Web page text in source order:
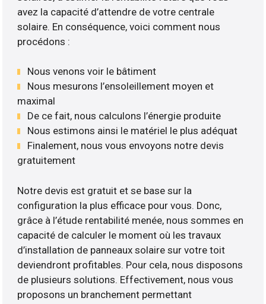
avez la capacité d’attendre de votre centrale
solaire. En conséquence, voici comment nous
procédons :
Nous venons voir le bâtiment
Nous mesurons l’ensoleillement moyen et
maximal
De ce fait, nous calculons l’énergie produite
Nous estimons ainsi le matériel le plus adéquat
Finalement, nous vous envoyons notre devis
gratuitement
Notre devis est gratuit et se base sur la
configuration la plus efficace pour vous. Donc,
grâce à l’étude rentabilité menée, nous sommes en
capacité de calculer le moment où les travaux
d’installation de panneaux solaire sur votre toit
deviendront profitables. Pour cela, nous disposons
de plusieurs solutions. Effectivement, nous vous
proposons un branchement permettant